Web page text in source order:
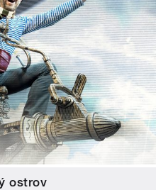
ostrov